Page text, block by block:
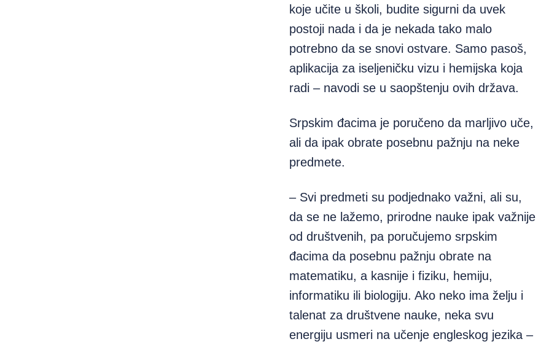
koje učite u školi, budite sigurni da uvek
postoji nada i da je nekada tako malo
potrebno da se snovi ostvare. Samo pasoš,
aplikacija za iseljeničku vizu i hemijska koja
radi – navodi se u saopštenju ovih država.
Srpskim đacima je poručeno da marljivo uče,
ali da ipak obrate posebnu pažnju na neke
predmete.
– Svi predmeti su podjednako važni, ali su,
da se ne lažemo, prirodne nauke ipak važnije
od društvenih, pa poručujemo srpskim
đacima da posebnu pažnju obrate na
matematiku, a kasnije i fiziku, hemiju,
informatiku ili biologiju. Ako neko ima želju i
talenat za društvene nauke, neka svu
energiju usmeri na učenje engleskog jezika –